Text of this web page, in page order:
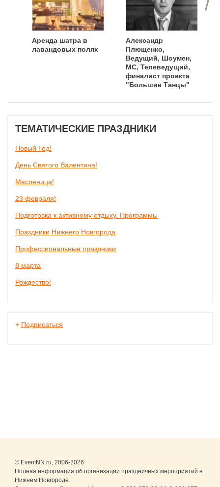
Аренда шатра в
лавандовых полях
Александр
Плющенко,
Ведущий, Шоумен,
MC, Телеведущий,
финалист проекта
"Большие Танцы"
ТЕМАТИЧЕСКИЕ ПРАЗДНИКИ
Новый Год!
День Святого Валентина!
Масленица!
23 февраля!
Подготовка к активному отдыху. Программы
Праздники Нижнего Новгорода
Профессиональные праздники
8 марта
Рождество!
+ Подписаться
© EventNN.ru, 2006-2026
Полная информация об организации праздничных мероприятий в
Нижнем Новгороде.